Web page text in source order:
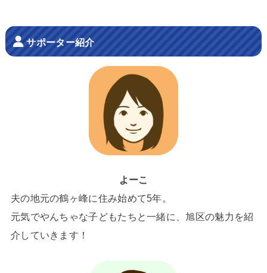
サポーター紹介
よーこ
夫の地元の鶴ヶ峰に住み始めて5年。
元気でやんちゃな子どもたちと一緒に、旭区の魅力を紹
介していきます！